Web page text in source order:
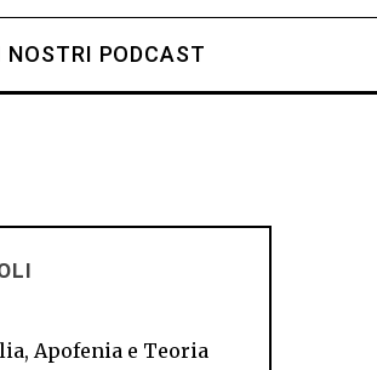
NOSTRI PODCAST
Apofenia e Teoria